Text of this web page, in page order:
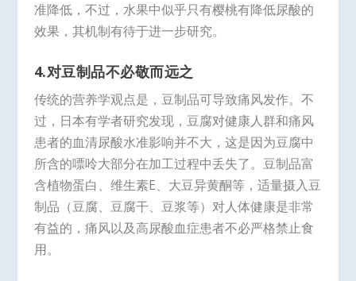
准降低，不过，水果中似乎只有樱桃有降低尿酸的
效果，其机制有待于进一步研究。
4.对豆制品不必敬而远之
传统的营养学观点是，豆制品可导致痛风发作。不
过，日本有学者研究发现，豆腐对健康人群和痛风
患者的血清尿酸水准影响并不大，这是因为豆腐中
所含的嘌呤大部分在加工过程中丢失了。豆制品富
含植物蛋白、维生素E、大豆异黄酮等，适量摄入豆
制品（豆腐、豆腐干、豆浆等）对人体健康是非常
有益的，痛风以及高尿酸血症患者不必严格禁止食
用。